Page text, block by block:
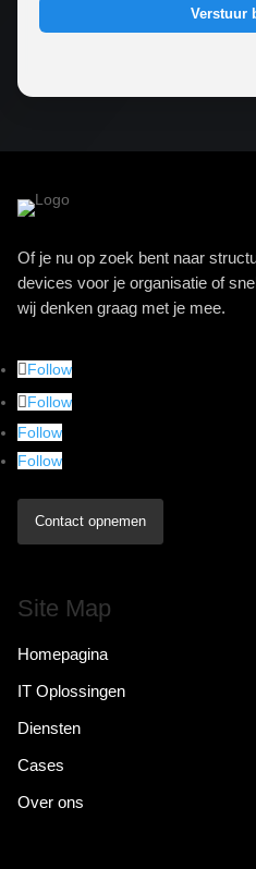
Verstuur
Of je nu op zoek bent naar
devices voor je organisatie of
wij denken graag met je mee.
Follow
Follow
Follow
Follow
Contact opnemen
Site Map
Homepagina
IT Oplossingen
Diensten
Cases
Over ons